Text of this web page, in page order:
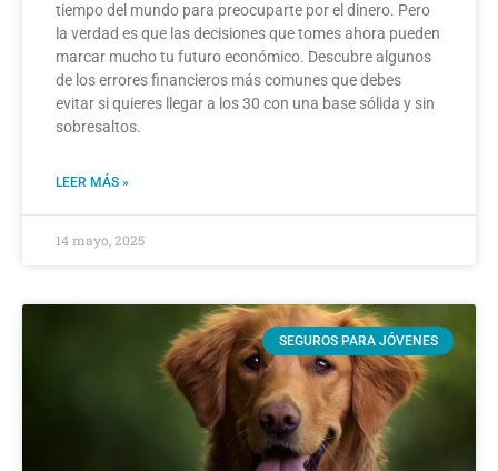
tiempo del mundo para preocuparte por el dinero. Pero
la verdad es que las decisiones que tomes ahora pueden
marcar mucho tu futuro económico. Descubre algunos
de los errores financieros más comunes que debes
evitar si quieres llegar a los 30 con una base sólida y sin
sobresaltos.
LEER MÁS »
14 mayo, 2025
SEGUROS PARA JÓVENES